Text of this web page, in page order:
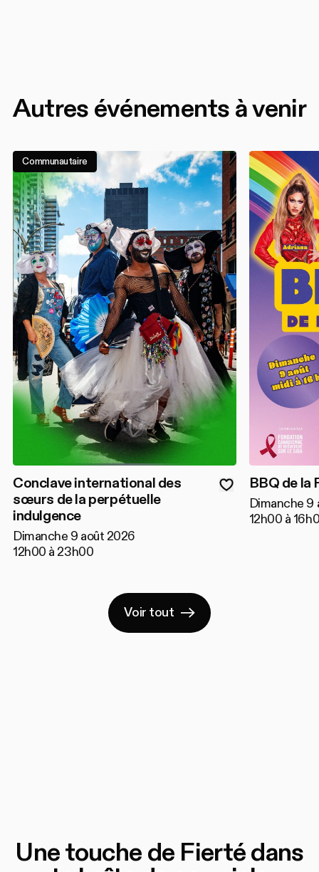
Autres événements à venir
Communautaire
Conclave international des
sœurs de la perpétuelle
indulgence
Dimanche 9 août 2026
12h00 à 23h00
BBQ de la
Dimanche 9
12h00 à
Voir tout
Une touche de Fierté dans